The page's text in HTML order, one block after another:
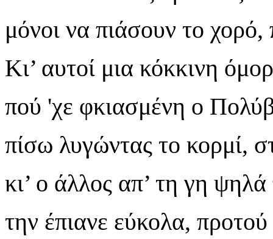
μόνοι να πιάσουν το
Κι’ αυτοί μια κόκκινη
πού 'χε φκιασμένη ο
πίσω λυγώντας το κορμί,
κι’ ο άλλος απ’ τη γη
την έπιανε εύκολα,